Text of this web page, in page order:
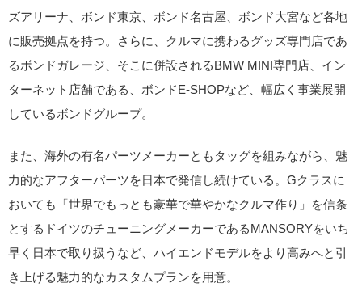
ズアリーナ、ボンド東京、ボンド名古屋、ボンド大宮など各地
に販売拠点を持つ。さらに、クルマに携わるグッズ専門店であ
るボンドガレージ、そこに併設されるBMW MINI専門店、イン
ターネット店舗である、ボンドE-SHOPなど、幅広く事業展開
しているボンドグループ。
また、海外の有名パーツメーカーともタッグを組みながら、魅
力的なアフターパーツを日本で発信し続けている。Gクラスに
おいても「世界でもっとも豪華で華やかなクルマ作り」を信条
とするドイツのチューニングメーカーであるMANSORYをいち
早く日本で取り扱うなど、ハイエンドモデルをより高みへと引
き上げる魅力的なカスタムプランを用意。